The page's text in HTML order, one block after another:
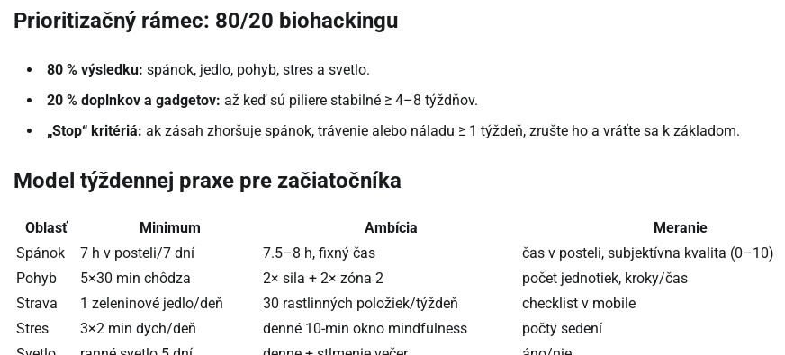
Prioritizačný rámec: 80/20 biohackingu
80 % výsledku: spánok, jedlo, pohyb, stres a svetlo.
20 % doplnkov a gadgetov: až keď sú piliere stabilné ≥ 4–8 týždňov.
„Stop“ kritériá: ak zásah zhoršuje spánok, trávenie alebo náladu ≥ 1 týždeň, zrušte ho a vráťte sa k základom.
Model týždennej praxe pre začiatočníka
Oblasť Minimum Ambícia
Meranie
Spánok
7 h v posteli/7 dní 7.5–8 h, fixný čas
čas v posteli, subjektívna kvalita (0–10)
Pohyb
5×30 min chôdza 2× sila + 2× zóna 2
počet jednotiek, kroky/čas
Strava
1 zeleninové jedlo/deň 30 rastlinných položiek/týždeň
checklist v mobile
Stres
3×2 min dych/deň denné 10-min okno mindfulness
počty sedení